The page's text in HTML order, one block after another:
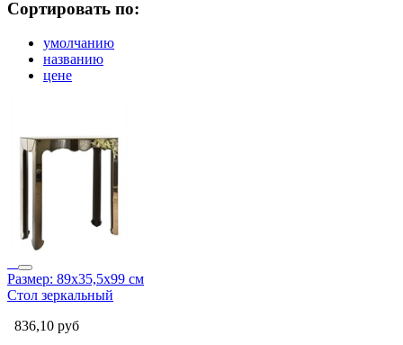
Сортировать по:
умолчанию
названию
цене
Размер: 89х35,5х99 см
Стол зеркальный
836,10 руб